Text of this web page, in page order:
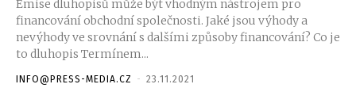
Emise dluhopisů může být vhodným nástrojem pro
financování obchodní společnosti. Jaké jsou výhody a
nevýhody ve srovnání s dalšími způsoby financování? Co je
to dluhopis Termínem...
INFO@PRESS-MEDIA.CZ - 23.11.2021